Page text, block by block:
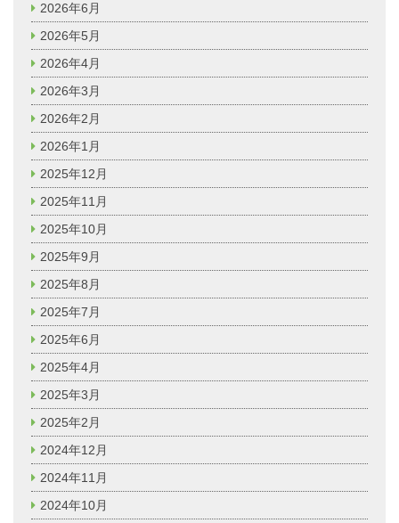
2026年6月
2026年5月
2026年4月
2026年3月
2026年2月
2026年1月
2025年12月
2025年11月
2025年10月
2025年9月
2025年8月
2025年7月
2025年6月
2025年4月
2025年3月
2025年2月
2024年12月
2024年11月
2024年10月